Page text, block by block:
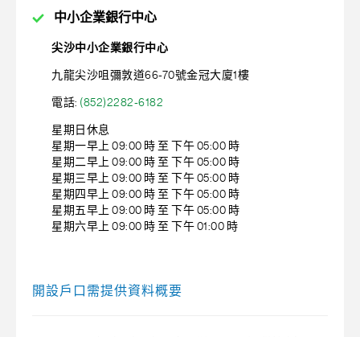
中小企業銀行中心
尖沙中小企業銀行中心
九龍尖沙咀彌敦道66-70號金冠大廈1樓
電話: (852)2282-6182
星期日休息
星期一早上 09:00 時 至 下午 05:00 時
星期二早上 09:00 時 至 下午 05:00 時
星期三早上 09:00 時 至 下午 05:00 時
星期四早上 09:00 時 至 下午 05:00 時
星期五早上 09:00 時 至 下午 05:00 時
星期六早上 09:00 時 至 下午 01:00 時
開設戶口需提供資料概要